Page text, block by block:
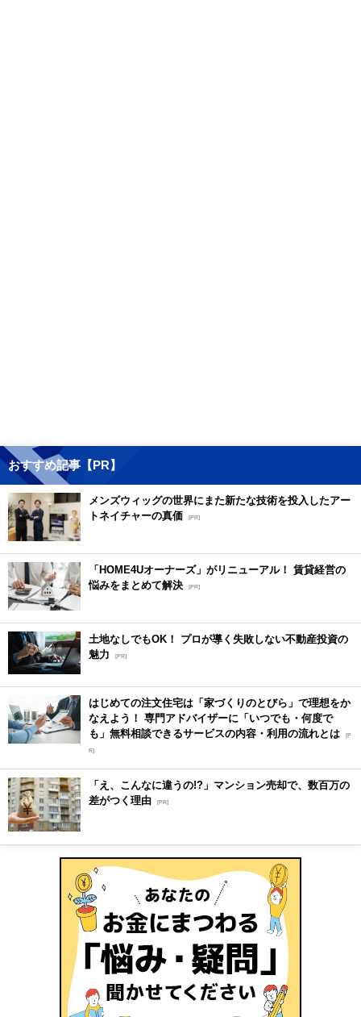
おすすめ記事【PR】
メンズウィッグの世界にまた新たな技術を投入したアー
トネイチャーの真価 [PR]
「HOME4Uオーナーズ」がリニューアル！ 賃貸経営の
悩みをまとめて解決 [PR]
土地なしでもOK！ プロが導く失敗しない不動産投資の
魅力
[PR]
はじめての注文住宅は「家づくりのとびら」で理想をか
なえよう！ 専門アドバイザーに「いつでも・何度で
も」無料相談できるサービスの内容・利用の流れとは [P
R]
「え、こんなに違うの!?」マンション売却で、数百万の
差がつく理由 [PR]